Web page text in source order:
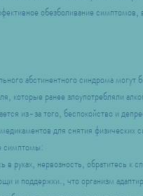
обезболивание симптомов,
абстинентного синдрома могут
которые ранее злоупотребляли
из-за того, беспокойство и
для снятия физических
симптомы:
руках, нервозность, обратитесь к
и поддержки., что организм